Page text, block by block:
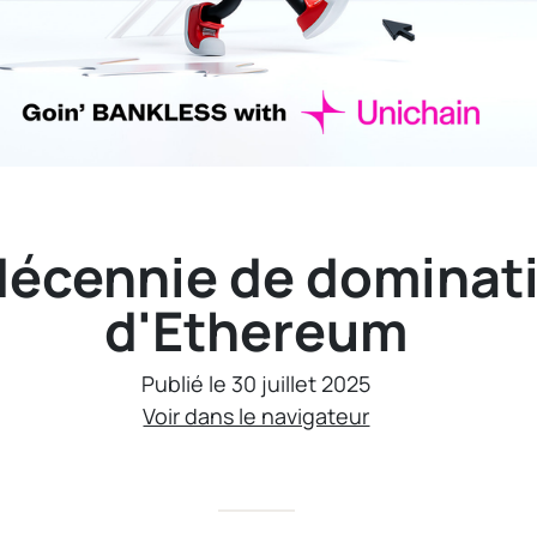
de
d'Ethereum
Publié le 30 juillet 2025
Voir dans le navigateur